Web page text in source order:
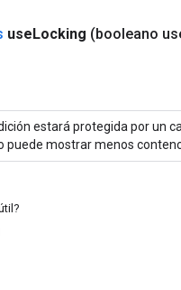
use Locking (booleano
estará protegida por un
puede mostrar menos